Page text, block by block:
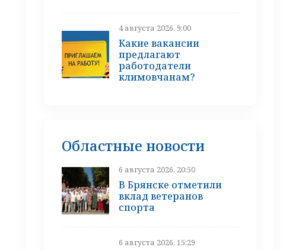
4 августа 2026, 9:00
Какие вакансии
предлагают
работодатели
климовчанам?
Областные новости
6 августа 2026, 20:50
В Брянске отметили
вклад ветеранов
спорта
6 августа 2026, 15:29